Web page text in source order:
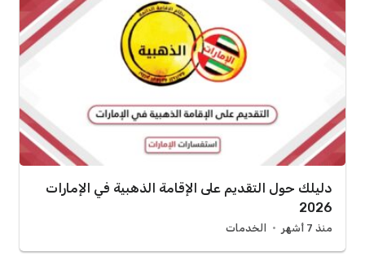
دليلك حول التقديم على الإقامة الذهبية في الإمارات
2026
منذ 7 أشهر الخدمات